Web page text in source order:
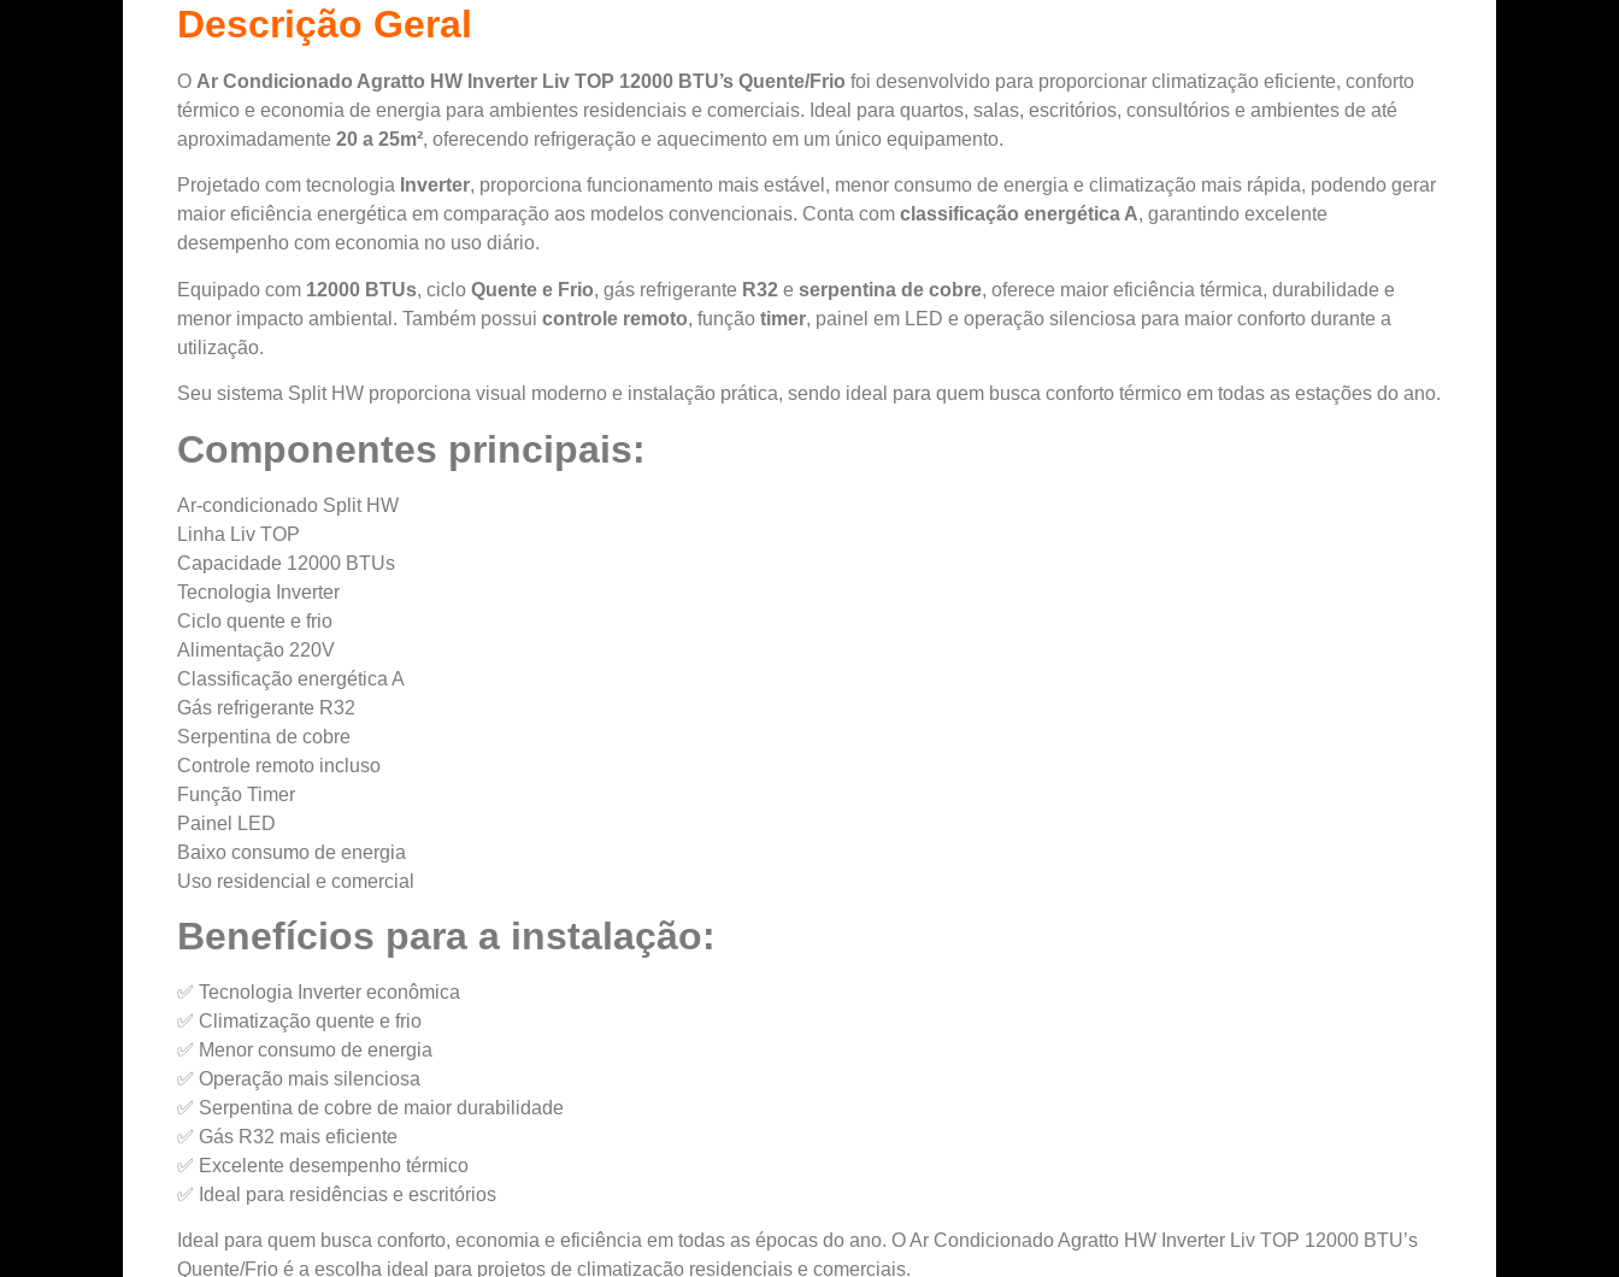
Descrição Geral
O Ar Condicionado Agratto HW Inverter Liv TOP 12000 BTU’s Quente/Frio foi desenvolvido para proporcionar climatização eficiente, conforto
térmico e economia de energia para ambientes residenciais e comerciais. Ideal para quartos, salas, escritórios, consultórios e ambientes de até
aproximadamente 20 a 25m², oferecendo refrigeração e aquecimento em um único equipamento.
Projetado com tecnologia Inverter, proporciona funcionamento mais estável, menor consumo de energia e climatização mais rápida, podendo gerar
maior eficiência energética em comparação aos modelos convencionais. Conta com classificação energética A, garantindo excelente
desempenho com economia no uso diário.
Equipado com 12000 BTUs, ciclo Quente e Frio, gás refrigerante R32 e serpentina de cobre, oferece maior eficiência térmica, durabilidade e
menor impacto ambiental. Também possui controle remoto, função timer, painel em LED e operação silenciosa para maior conforto durante a
utilização.
Seu sistema Split HW proporciona visual moderno e instalação prática, sendo ideal para quem busca conforto térmico em todas as estações do ano.
Componentes principais:
Ar-condicionado Split HW
Linha Liv TOP
Capacidade 12000 BTUs
Tecnologia Inverter
Ciclo quente e frio
Alimentação 220V
Classificação energética A
Gás refrigerante R32
Serpentina de cobre
Controle remoto incluso
Função Timer
Painel LED
Baixo consumo de energia
Uso residencial e comercial
Benefícios para a instalação:
✅ Tecnologia Inverter econômica
✅ Climatização quente e frio
✅ Menor consumo de energia
✅ Operação mais silenciosa
✅ Serpentina de cobre de maior durabilidade
✅ Gás R32 mais eficiente
✅ Excelente desempenho térmico
✅ Ideal para residências e escritórios
Ideal para quem busca conforto, economia e eficiência em todas as épocas do ano. O Ar Condicionado Agratto HW Inverter Liv TOP 12000 BTU’s
Quente/Frio é a escolha ideal para projetos de climatização residenciais e comerciais.